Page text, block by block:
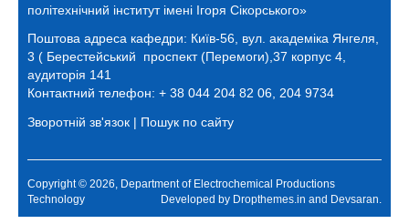
політехнічний інститут імені Ігоря Сікорського»
Поштова адреса кафедри: Київ-56, вул. академіка Янгеля,
3 ( Берестейський проспект (Перемоги),37 корпус 4,
аудиторія 141
Контактний телефон: + 38 044 204 82 06, 204 9734
Зворотній зв'язок | Пошук по сайту
Copyright © 2026, Department of Electrochemical Productions
Technology
Developed by Dropthemes.in and Devsaran.